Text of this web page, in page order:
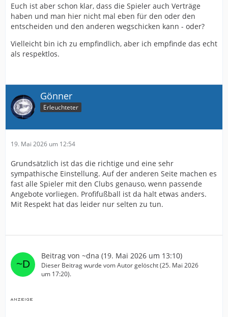
Euch ist aber schon klar, dass die Spieler auch Verträge
haben und man hier nicht mal eben für den oder den
entscheiden und den anderen wegschicken kann - oder?
Vielleicht bin ich zu empfindlich, aber ich empfinde das echt
als respektlos.
Gönner
Erleuchteter
19. Mai 2026 um 12:54
Grundsätzlich ist das die richtige und eine sehr
sympathische Einstellung. Auf der anderen Seite machen es
fast alle Spieler mit den Clubs genauso, wenn passende
Angebote vorliegen. Profifußball ist da halt etwas anders.
Mit Respekt hat das leider nur selten zu tun.
Beitrag von ~dna (19. Mai 2026 um 13:10)
Dieser Beitrag wurde vom Autor gelöscht (25. Mai 2026
um 17:20).